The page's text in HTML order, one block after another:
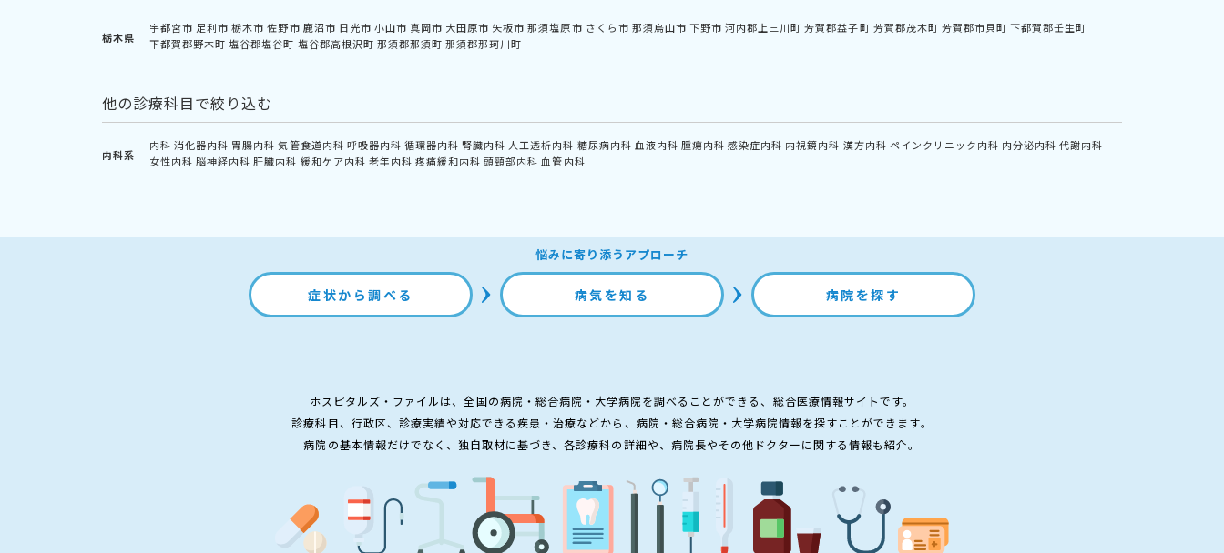
栃木県
宇都宮市 足利市 栃木市 佐野市 鹿沼市 日光市 小山市 真岡市 大田原市 矢板市 那須塩原市 さくら市 那須烏山市 下野市 河内郡上三川町 芳賀郡益子町 芳賀郡茂木町 芳賀郡市貝町 下都賀郡壬生町
下都賀郡野木町 塩谷郡塩谷町 塩谷郡高根沢町 那須郡那須町 那須郡那珂川町
他の診療科目で絞り込む
内科系
内科 消化器内科 胃腸内科 気管食道内科 呼吸器内科 循環器内科 腎臓内科 人工透析内科 糖尿病内科 血液内科 腫瘍内科 感染症内科 内視鏡内科 漢方内科 ペインクリニック内科 内分泌内科 代謝内科
女性内科 脳神経内科 肝臓内科 緩和ケア内科 老年内科 疼痛緩和内科 頭頸部内科 血管内科
悩みに寄り添うアプローチ
症状から調べる 病気を知る 病院を探す
ホスピタルズ・ファイルは、全国の病院・総合病院・大学病院を調べることができる、総合医療情報サイトです。
診療科目、行政区、診療実績や対応できる疾患・治療などから、病院・総合病院・大学病院情報を探すことができます。
病院の基本情報だけでなく、独自取材に基づき、各診療科の詳細や、病院長やその他ドクターに関する情報も紹介。